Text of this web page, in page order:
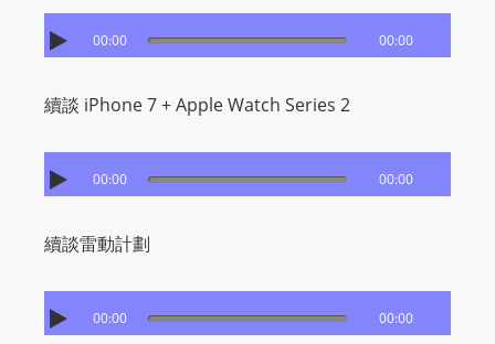
00:00 00:00
續談 iPhone 7 + Apple Watch Series 2
00:00 00:00
續談雷動計劃
00:00 00:00